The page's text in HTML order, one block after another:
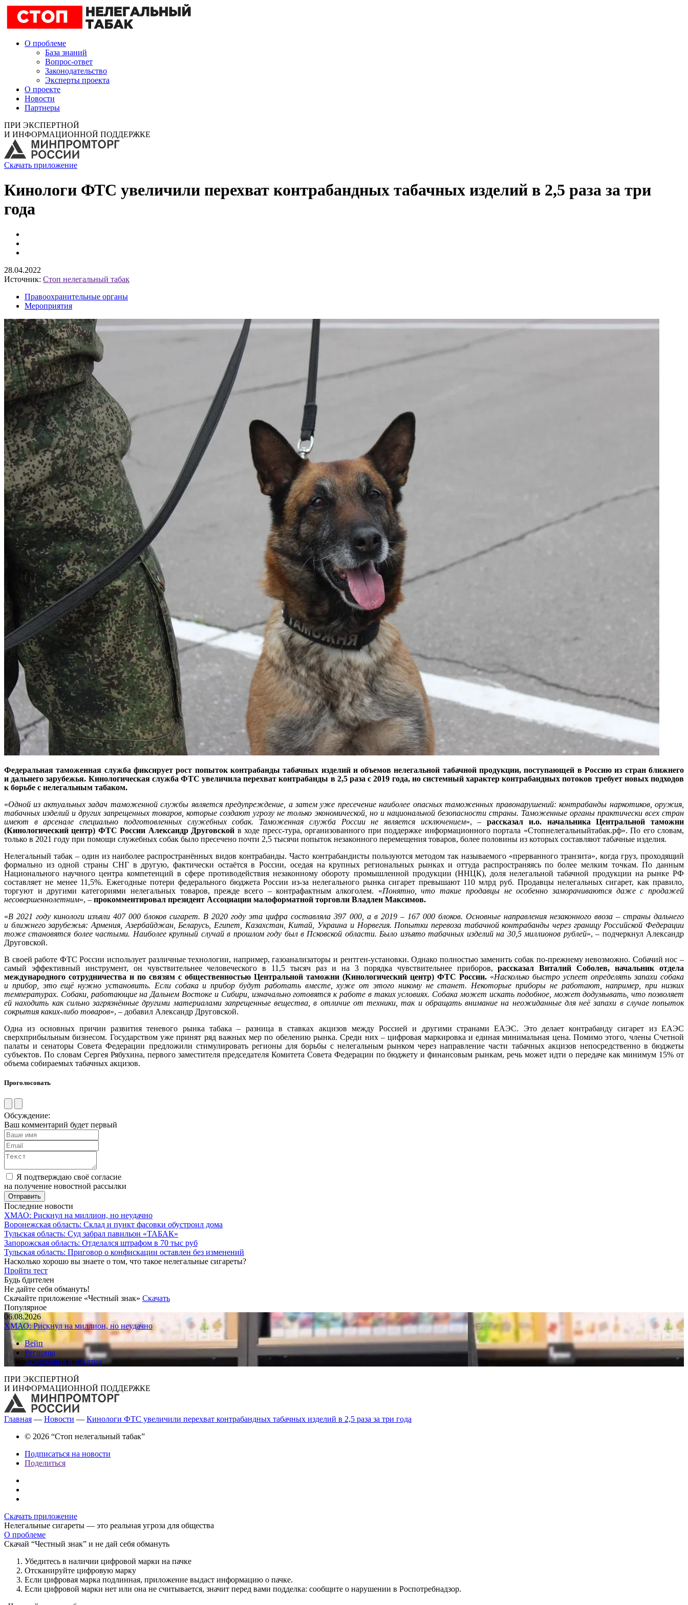
О проблеме
База знаний
Вопрос-ответ
Законодательство
Эксперты проекта
О проекте
Новости
Партнеры
ПРИ ЭКСПЕРТНОЙ
И ИНФОРМАЦИОННОЙ ПОДДЕРЖКЕ
Скачать приложение
Кинологи ФТС увеличили перехват контрабандных табачных изделий в 2,5 раза за три
года
28.04.2022
Источник: Стоп нелегальный табак
Правоохранительные органы
Мероприятия
Федеральная таможенная служба фиксирует рост попыток контрабанды табачных изделий и объемов нелегальной табачной продукции, поступающей в Россию из стран ближнего
и дальнего зарубежья. Кинологическая служба ФТС увеличила перехват контрабанды в 2,5 раза с 2019 года, но системный характер контрабандных потоков требует новых подходов
к борьбе с нелегальным табаком.
«Одной из актуальных задач таможенной службы является предупреждение, а затем уже пресечение наиболее опасных таможенных правонарушений: контрабанды наркотиков, оружия,
табачных изделий и других запрещенных товаров, которые создают угрозу не только экономической, но и национальной безопасности страны. Таможенные органы практически всех стран
имеют в арсенале специально подготовленных служебных собак. Таможенная служба России не является исключением», –рассказал и.о. начальника Центральной таможни
(Кинологический центр) ФТС России Александр Друговской в ходе пресс-тура, организованного при поддержке информационного портала «Стопнелегальныйтабак.рф». По его словам,
только в 2021 году при помощи служебных собак было пресечено почти 2,5 тысячи попыток незаконного перемещения товаров, более половины из которых составляют табачные изделия.
Нелегальный табак – один из наиболее распространённых видов контрабанды. Часто контрабандисты пользуются методом так называемого «прерванного транзита», когда груз, проходящий
формально из одной страны СНГ в другую, фактически остаётся в России, оседая на крупных региональных рынках и оттуда распространяясь по более мелким точкам. По данным
Национального научного центра компетенций в сфере противодействия незаконному обороту промышленной продукции (ННЦК), доля нелегальной табачной продукции на рынке РФ
составляет не менее 11,5%. Ежегодные потери федерального бюджета России из-за нелегального рынка сигарет превышают 110 млрд руб. Продавцы нелегальных сигарет, как правило,
торгуют и другими категориями нелегальных товаров, прежде всего – контрафактным алкоголем. «Понятно, что такие продавцы не особенно заморачиваются даже с продажей
несовершеннолетним», – прокомментировал президент Ассоциации малоформатной торговли Владлен Максимов.
«В 2021 году кинологи изъяли 407 000 блоков сигарет. В 2020 году эта цифра составляла 397 000, а в 2019 – 167 000 блоков. Основные направления незаконного ввоза – страны дальнего
и ближнего зарубежья: Армения, Азербайджан, Беларусь, Египет, Казахстан, Китай, Украина и Норвегия. Попытки перевоза табачной контрабанды через границу Российской Федерации
тоже становятся более частыми. Наиболее крупный случай в прошлом году был в Псковской области. Было изъято табачных изделий на 30,5 миллионов рублей», – подчеркнул Александр
Друговской.
В своей работе ФТС России использует различные технологии, например, газоанализаторы и рентген-установки. Однако полностью заменить собак по-прежнему невозможно. Собачий нос –
самый эффективный инструмент, он чувствительнее человеческого в 11,5 тысяч раз и на 3 порядка чувствительнее приборов,рассказал Виталий Соболев, начальник отдела
международного сотрудничества и по связям с общественностью Центральной таможни (Кинологический центр) ФТС России. «Насколько быстро успеет определять запахи собака
и прибор, это ещё нужно установить. Если собака и прибор будут работать вместе, хуже от этого никому не станет. Некоторые приборы не работают, например, при низких
температурах. Собаки, работающие на Дальнем Востоке и Сибири, изначально готовятся к работе в таких условиях. Собака может искать подобное, может додумывать, что позволяет
ей находить как сильно загрязнённые другими материалами запрещенные вещества, в отличие от техники, так и обращать внимание на неожиданные для неё запахи в случае попыток
сокрытия каких-либо товаров», – добавил Александр Друговской.
Одна из основных причин развития теневого рынка табака – разница в ставках акцизов между Россией и другими странами ЕАЭС. Это делает контрабанду сигарет из ЕАЭС
сверхприбыльным бизнесом. Государством уже принят ряд важных мер по обелению рынка. Среди них – цифровая маркировка и единая минимальная цена. Помимо этого, члены Счетной
палаты и сенаторы Совета Федерации предложили стимулировать регионы для борьбы с нелегальным рынком через направление части табачных акцизов непосредственно в бюджеты
субъектов. По словам Сергея Рябухина, первого заместителя председателя Комитета Совета Федерации по бюджету и финансовым рынкам, речь может идти о передаче как минимум 15% от
объема собираемых табачных акцизов.
Проголосовать
Обсуждение:
Ваш комментарий будет первый
Я подтверждаю своё согласие
на получение новостной рассылки
Последние новости
ХМАО: Рискнул на миллион, но неудачно
Воронежская область: Склад и пункт фасовки обустроил дома
Тульская область: Суд забрал павильон «ТАБАК»
Запорожская область: Отделался штрафом в 70 тыс руб
Тульская область: Приговор о конфискации оставлен без изменений
Насколько хорошо вы знаете о том, что такое нелегальные сигареты?
Пройти тест
Будь бдителен
Не дайте себя обмануть!
Скачайте приложение «Честный знак» Скачать
Популярное
06.08.2026
ХМАО: Рискнул на миллион, но неудачно
Вейп
Регионы
Задержания и изъятия
ПРИ ЭКСПЕРТНОЙ
И ИНФОРМАЦИОННОЙ ПОДДЕРЖКЕ
Главная — Новости — Кинологи ФТС увеличили перехват контрабандных табачных изделий в 2,5 раза за три года
© 2026 “Стоп нелегальный табак”
Подписаться на новости
Поделиться
Скачать приложение
Нелегальные сигареты — это реальная угроза для общества
О проблеме
Скачай “Честный знак” и не дай себя обмануть
Убедитесь в наличии цифровой марки на пачке
Отсканируйте цифровую марку
Если цифровая марка подлинная, приложение выдаст информацию о пачке.
Если цифровой марки нет или она не считывается, значит перед вами подделка: сообщите о нарушении в Роспотребнадзор.